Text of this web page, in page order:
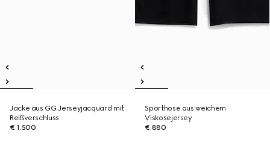
Jacke aus GG Jerseyjacquard mit
Reißverschluss
€ 1.500
Sporthose aus weichem
Viskosejersey
€ 880